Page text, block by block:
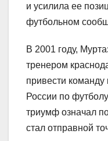
и усилила ее
футбольном
В 2001 году,
тренером
привести
России по
триумф означал
стал отправной